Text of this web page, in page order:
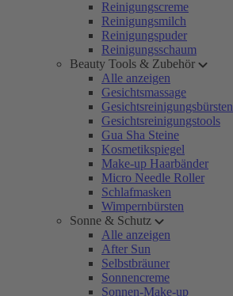
Reinigungscreme
Reinigungsmilch
Reinigungspuder
Reinigungsschaum
Beauty Tools & Zubehör
Alle anzeigen
Gesichtsmassage
Gesichtsreinigungsbürsten
Gesichtsreinigungstools
Gua Sha Steine
Kosmetikspiegel
Make-up Haarbänder
Micro Needle Roller
Schlafmasken
Wimpernbürsten
Sonne & Schutz
Alle anzeigen
After Sun
Selbstbräuner
Sonnencreme
Sonnen-Make-up